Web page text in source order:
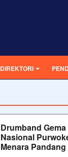
DIREKTORI
Drumband
Nasional
Menara